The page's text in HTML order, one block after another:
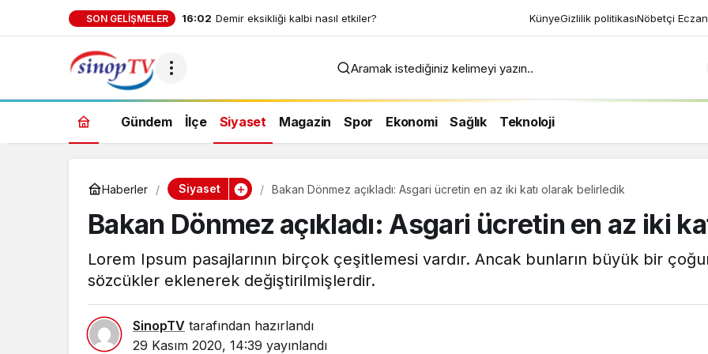
SON GELIŞMELER 16:02 Gece uyanmalarına son: Askeri uyku tekniği ile 2 KünyeGizlilik politikasıNöbetçi
Aramak istediğiniz kelimeyi yazın..
Gündem İlçe Siyaset Magazin Spor Ekonomi Sağlık Teknoloji
Haberler Siyaset Bakan Dönmez açıkladı: Asgari ücretin en az iki katı olarak belirledik
Bakan Dönmez açıkladı: Asgari ücretin en az iki
Lorem Ipsum pasajlarının birçok çeşitlemesi vardır. Ancak bunların büyük bir
sözcükler eklenerek değiştirilmişlerdir.
SinopTV tarafından hazırlandı
29 Kasım 2020, 14:39 yayınlandı